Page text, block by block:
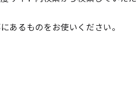
あるものをお使いください。